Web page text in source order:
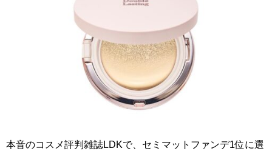
本音のコスメ評判雑誌LDKで、セミマットファンデ1位に選